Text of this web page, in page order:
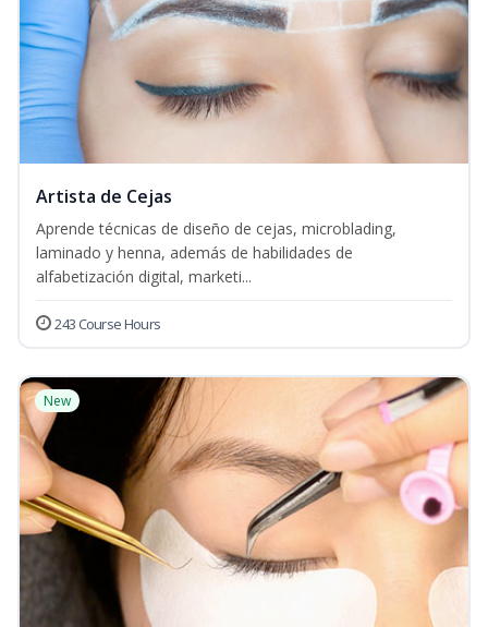
Artista de Cejas
Aprende técnicas de diseño de cejas, microblading,
laminado y henna, además de habilidades de
alfabetización digital, marketi...
243 Course Hours
New